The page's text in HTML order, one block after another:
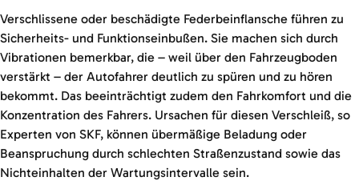
Verschlissene oder beschädigte Federbeinflansche führen zu
Sicherheits- und Funktionseinbußen. Sie machen sich durch
Vibrationen bemerkbar, die – weil über den Fahrzeugboden
verstärkt – der Autofahrer deutlich zu spüren und zu hören
bekommt. Das beeinträchtigt zudem den Fahrkomfort und die
Konzentration des Fahrers. Ursachen für diesen Verschleiß, so
Experten von SKF, können übermäßige Beladung oder
Beanspruchung durch schlechten Straßenzustand sowie das
Nichteinhalten der Wartungsintervalle sein.